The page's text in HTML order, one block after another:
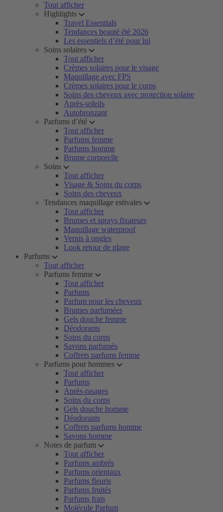
Tout afficher
Highlights
Travel Essentials
Tendances beauté été 2026
Les essentiels d’été pour lui
Soins solaires
Tout afficher
Crèmes solaires pour le visage
Maquillage avec FPS
Crèmes solaires pour le corps
Soins des cheveux avec protection solaire
Après-soleils
Autobronzant
Parfums d’été
Tout afficher
Parfums femme
Parfums homme
Brume corporelle
Soins
Tout afficher
Visage & Soins du corps
Soins des cheveux
Tendances maquillage estivales
Tout afficher
Brumes et sprays fixateurs
Maquillage waterproof
Vernis à ongles
Look retour de plage
Parfums
Tout afficher
Parfums femme
Tout afficher
Parfums
Parfum pour les cheveux
Brumes parfumées
Gels douche femme
Déodorants
Soins du corps
Savons parfumés
Coffrets parfums femme
Parfums pour hommes
Tout afficher
Parfums
Après-rasages
Soins du corps
Gels douche homme
Déodorants
Coffrets parfums homme
Savons homme
Notes de parfum
Tout afficher
Parfums ambrés
Parfums orientaux
Parfums fleuris
Parfums fruités
Parfums frais
Molécule Parfum